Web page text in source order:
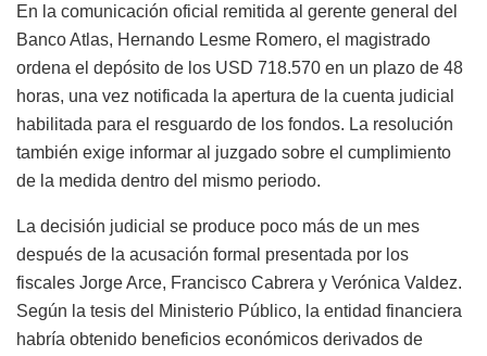
En la comunicación oficial remitida al gerente general del
Banco Atlas, Hernando Lesme Romero, el magistrado
ordena el depósito de los USD 718.570 en un plazo de 48
horas, una vez notificada la apertura de la cuenta judicial
habilitada para el resguardo de los fondos. La resolución
también exige informar al juzgado sobre el cumplimiento
de la medida dentro del mismo periodo.
La decisión judicial se produce poco más de un mes
después de la acusación formal presentada por los
fiscales Jorge Arce, Francisco Cabrera y Verónica Valdez.
Según la tesis del Ministerio Público, la entidad financiera
habría obtenido beneficios económicos derivados de